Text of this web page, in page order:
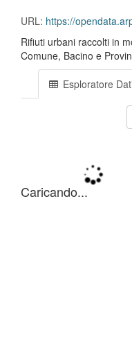
URL: https://opendata.arpa.veneto.it/dataset/9d75fee8-ab6f-4cee-bb7e-
Rifiuti urbani raccolti in
Comune, Bacino e
Esploratore